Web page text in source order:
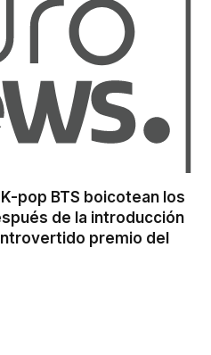
pop BTS boicotean los
de la introducción
premio del